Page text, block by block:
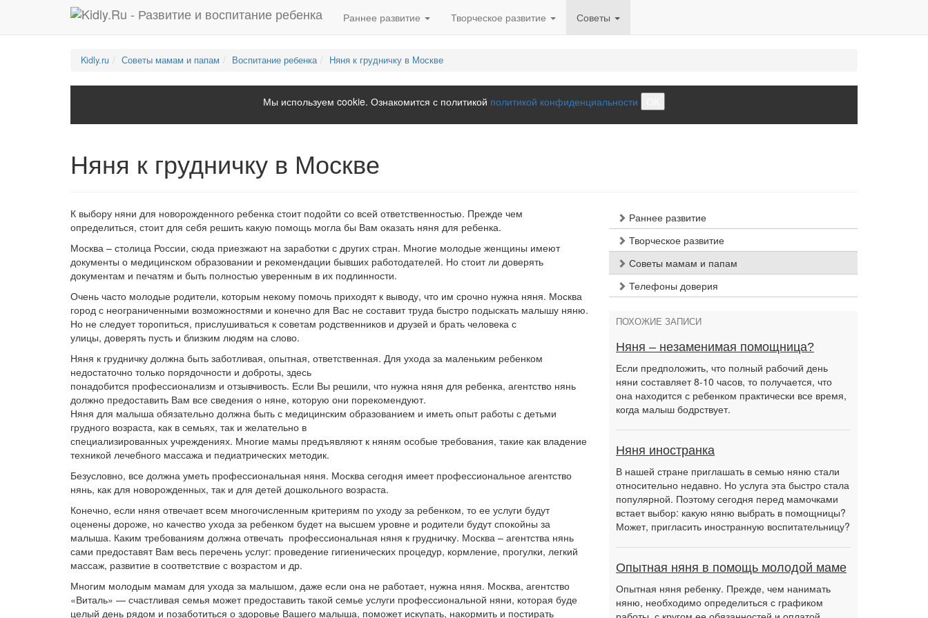
Раннее развитие Творческое развитие Советы
Kidly.ru Советы мамам и папам Воспитание ребенка Няня к грудничку в Москве
Мы используем cookie. Ознакомится с политикой политикой конфиденциальности
Няня к грудничку в Москве
К выбору няни для новорожденного ребенка стоит подойти со всей ответственностью. Прежде чем
определиться, стоит для себя решить какую помощь могла бы Вам оказать няня для ребенка.
Москва – столица России, сюда приезжают на заработки с других стран. Многие молодые женщины имеют
документы о медицинском образовании и рекомендации бывших работодателей. Но стоит ли доверять
документам и печатям и быть полностью уверенным в их подлинности.
Очень часто молодые родители, которым некому помочь приходят к выводу, что им срочно нужна няня. Москва
город с неограниченными возможностями и конечно для Вас не составит труда быстро подыскать малышу няню.
Но не следует торопиться, прислушиваться к советам родственников и друзей и брать человека с
улицы, доверять пусть и близким людям на слово.
Няня к грудничку должна быть заботливая, опытная, ответственная. Для ухода за маленьким ребенком
недостаточно только порядочности и доброты, здесь
понадобится профессионализм и отзывчивость. Если Вы решили, что нужна няня для ребенка, агентство нянь
должно предоставить Вам все сведения о няне, которую они порекомендуют.
Няня для малыша обязательно должна быть с медицинским образованием и иметь опыт работы с детьми
грудного возраста, как в семьях, так и желательно в
специализированных учреждениях. Многие мамы предъявляют к няням особые требования, такие как владение
техникой лечебного массажа и педиатрических методик.
Безусловно, все должна уметь профессиональная няня. Москва сегодня имеет профессиональное агентство
нянь, как для новорожденных, так и для детей дошкольного возраста.
Конечно, если няня отвечает всем многочисленным критериям по уходу за ребенком, то ее услуги будут
оценены дороже, но качество ухода за ребенком будет на высшем уровне и родители будут спокойны за
малыша. Каким требованиям должна отвечать профессиональная няня к грудничку. Москва – агентства нянь
сами предоставят Вам весь перечень услуг: проведение гигиенических процедур, кормление, прогулки, легкий
массаж, развитие в соответствие с возрастом и др.
Многим молодым мамам для ухода за малышом, даже если она не работает, нужна няня. Москва, агентство
«Виталь» — счастливая семья может предоставить такой семье услуги профессиональной няни, которая буде
целый день рядом и позаботиться о здоровье Вашего малыша, поможет искупать, накормить и постирать
Раннее развитие
Творческое развитие
Советы мамам и папам
Телефоны доверия
ПОХОЖИЕ ЗАПИСИ
Няня – незаменимая помощница?
Если предположить, что полный рабочий день
няни составляет 8-10 часов, то получается, что
она находится с ребенком практически все время,
когда малыш бодрствует.
Няня иностранка
В нашей стране приглашать в семью няню стали
относительно недавно. Но услуга эта быстро стала
популярной. Поэтому сегодня перед мамочками
встает выбор: какую няню выбрать в помощницы?
Может, пригласить иностранную воспитательницу?
Опытная няня в помощь молодой маме
Опытная няня ребенку. Прежде, чем нанимать
няню, необходимо определиться с графиком